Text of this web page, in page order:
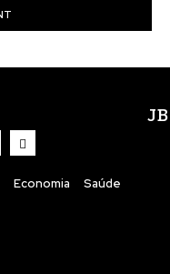
Economia
Saúde